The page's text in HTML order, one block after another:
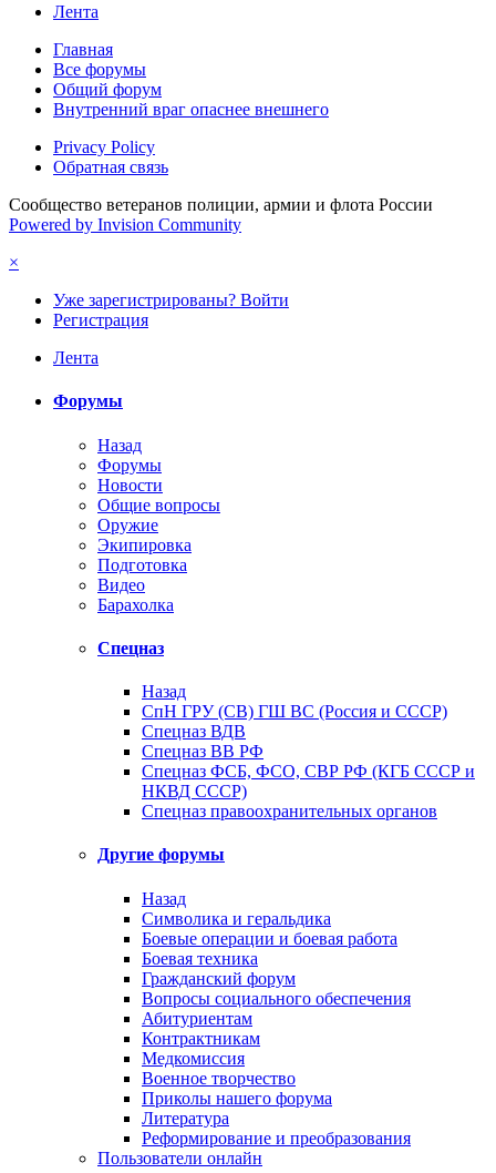
Лента
Главная
Все форумы
Общий форум
Внутренний враг опаснее внешнего
Privacy Policy
Обратная связь
Сообщество ветеранов полиции, армии и флота России
Powered by Invision Community
×
Уже зарегистрированы? Войти
Регистрация
Лента
Форумы
Назад
Форумы
Новости
Общие вопросы
Оружие
Экипировка
Подготовка
Видео
Барахолка
Спецназ
Назад
СпН ГРУ (СВ) ГШ ВС (Россия и СССР)
Спецназ ВДВ
Спецназ ВВ РФ
Спецназ ФСБ, ФСО, СВР РФ (КГБ СССР и
НКВД СССР)
Спецназ правоохранительных органов
Другие форумы
Назад
Символика и геральдика
Боевые операции и боевая работа
Боевая техника
Гражданский форум
Вопросы социального обеспечения
Абитуриентам
Контрактникам
Медкомиссия
Военное творчество
Приколы нашего форума
Литература
Реформирование и преобразования
Пользователи онлайн